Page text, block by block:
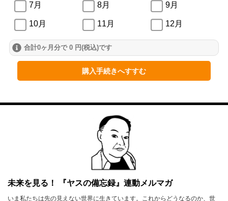
未来を見る！ 『ヤスの備忘録』連動メルマガ
いま私たちは先の見えない世界に生きています。これからどうなるのか、世
7月 8月 9月
10月 11月 12月
2024年
2月
7月 8月 9月
11月
2月
4月
合計0ヶ月分で 0 円(税込)です
購入手続きへすすむ